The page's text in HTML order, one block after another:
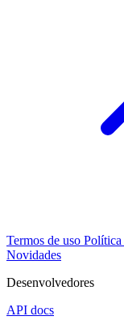
Termos de uso Política
Novidades
Desenvolvedores
API docs